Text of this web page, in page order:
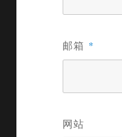
邮箱 *
网站